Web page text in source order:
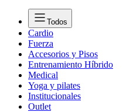
Todos
Cardio
Fuerza
Accesorios y Pisos
Entrenamiento Híbrido
Medical
Yoga y pilates
Institucionales
Outlet